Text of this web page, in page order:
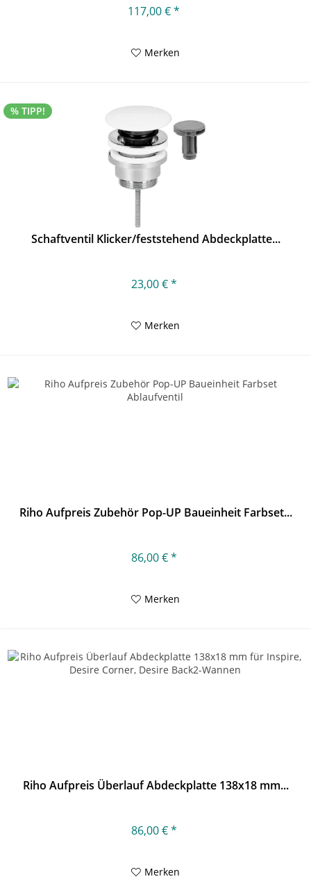
117,00 € *
Merken
% TIPP!
Schaftventil Klicker/feststehend Abdeckplatte...
23,00 € *
Merken
Riho Aufpreis Zubehör Pop-UP Baueinheit Farbset...
86,00 € *
Merken
Riho Aufpreis Überlauf Abdeckplatte 138x18 mm...
86,00 € *
Merken